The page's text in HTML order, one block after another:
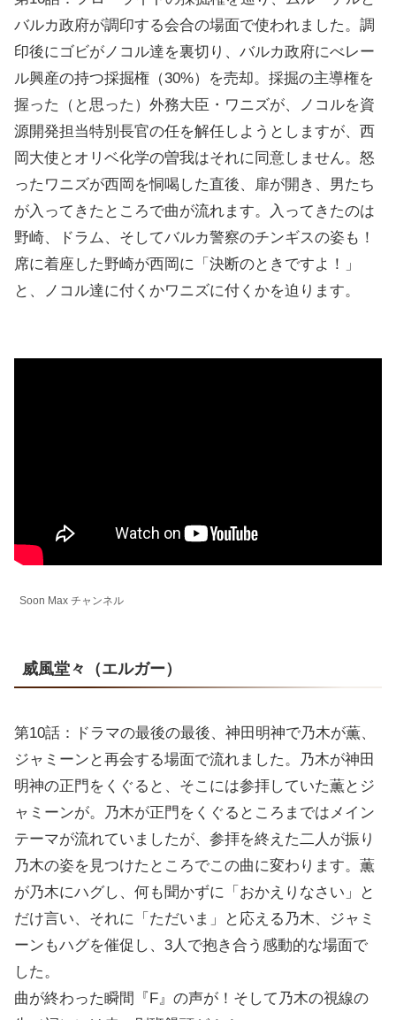
バルカ政府が調印する会合の場面で使われました。調
印後にゴビがノコル達を裏切り、バルカ政府にべレー
ル興産の持つ採掘権（30%）を売却。採掘の主導権を
握った（と思った）外務大臣・ワニズが、ノコルを資
源開発担当特別長官の任を解任しようとしますが、西
岡大使とオリベ化学の曽我はそれに同意しません。怒
ったワニズが西岡を恫喝した直後、扉が開き、男たち
が入ってきたところで曲が流れます。入ってきたのは
野崎、ドラム、そしてバルカ警察のチンギスの姿も！
席に着座した野崎が西岡に「決断のときですよ！」
と、ノコル達に付くかワニズに付くかを迫ります。
Soon Max チャンネル
威風堂々（エルガー）
第10話：ドラマの最後の最後、神田明神で乃木が薫、
ジャミーンと再会する場面で流れました。乃木が神田
明神の正門をくぐると、そこには参拝していた薫とジ
ャミーンが。乃木が正門をくぐるところまではメイン
テーマが流れていましたが、参拝を終えた二人が振り
乃木の姿を見つけたところでこの曲に変わります。薫
が乃木にハグし、何も聞かずに「おかえりなさい」と
だけ言い、それに「ただいま」と応える乃木、ジャミ
ーンもハグを催促し、3人で抱き合う感動的な場面で
した。
曲が終わった瞬間『F』の声が！そして乃木の視線の